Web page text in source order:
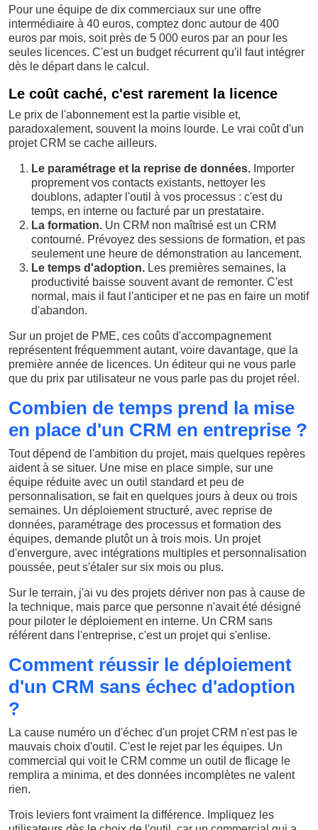
Pour une équipe de dix commerciaux sur une offre
intermédiaire à 40 euros, comptez donc autour de 400
euros par mois, soit près de 5 000 euros par an pour les
seules licences. C'est un budget récurrent qu'il faut intégrer
dès le départ dans le calcul.
Le coût caché, c'est rarement la licence
Le prix de l'abonnement est la partie visible et,
paradoxalement, souvent la moins lourde. Le vrai coût d'un
projet CRM se cache ailleurs.
Le paramétrage et la reprise de données. Importer
proprement vos contacts existants, nettoyer les
doublons, adapter l'outil à vos processus : c'est du
temps, en interne ou facturé par un prestataire.
La formation. Un CRM non maîtrisé est un CRM
contourné. Prévoyez des sessions de formation, et pas
seulement une heure de démonstration au lancement.
Le temps d'adoption. Les premières semaines, la
productivité baisse souvent avant de remonter. C'est
normal, mais il faut l'anticiper et ne pas en faire un motif
d'abandon.
Sur un projet de PME, ces coûts d'accompagnement
représentent fréquemment autant, voire davantage, que la
première année de licences. Un éditeur qui ne vous parle
que du prix par utilisateur ne vous parle pas du projet réel.
Combien de temps prend la mise
en place d'un CRM en entreprise ?
Tout dépend de l'ambition du projet, mais quelques repères
aident à se situer. Une mise en place simple, sur une
équipe réduite avec un outil standard et peu de
personnalisation, se fait en quelques jours à deux ou trois
semaines. Un déploiement structuré, avec reprise de
données, paramétrage des processus et formation des
équipes, demande plutôt un à trois mois. Un projet
d'envergure, avec intégrations multiples et personnalisation
poussée, peut s'étaler sur six mois ou plus.
Sur le terrain, j'ai vu des projets dériver non pas à cause de
la technique, mais parce que personne n'avait été désigné
pour piloter le déploiement en interne. Un CRM sans
référent dans l'entreprise, c'est un projet qui s'enlise.
Comment réussir le déploiement
d'un CRM sans échec d'adoption
?
La cause numéro un d'échec d'un projet CRM n'est pas le
mauvais choix d'outil. C'est le rejet par les équipes. Un
commercial qui voit le CRM comme un outil de flicage le
remplira a minima, et des données incomplètes ne valent
rien.
Trois leviers font vraiment la différence. Impliquez les